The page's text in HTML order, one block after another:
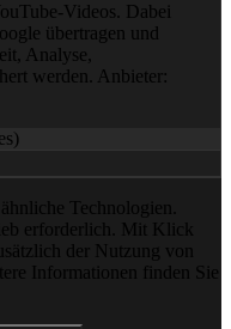
Videos. Dabei
übertragen und
Analyse,
werden. Anbieter:
Technologien.
erforderlich. Mit Klick
der Nutzung von
Informationen finden Sie